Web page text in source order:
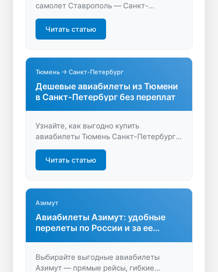
самолет Ставрополь — Санкт-
лучший вариант на LastBilet.ru.
Быстрое бронирование и удобные
Читать статью
Тюмень → Санкт-Петербург
Дешевые авиабилеты из Тюмени
в Санкт-Петербург без переплат
Узнайте, как выгодно купить
авиабилеты Тюмень Санкт-Петербург.
Сравните цены, найдите лучшие
предложения и отправляйтесь в
путешествие с максимальной
Читать статью
Азимут
Авиабилеты Азимут: удобные
перелеты по России и за ее
Выбирайте выгодные авиабилеты
Азимут — прямые рейсы, гибкие